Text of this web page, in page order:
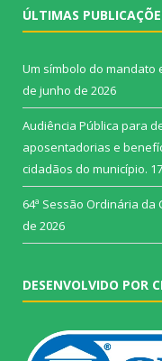
ÚLTIMAS
Um símbolo do mandato
de junho de 2026
Audiência Pública para
aposentadorias e
cidadãos do município.
64ª Sessão Ordinária
de 2026
DESENVOLVIDO POR